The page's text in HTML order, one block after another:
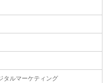
タルマーケティング